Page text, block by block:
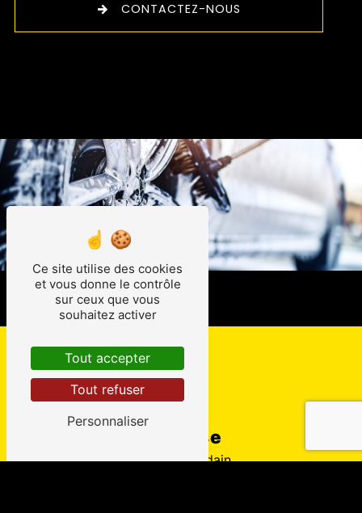
CONTACTEZ-NOUS
Adresse
40 Rue Jourdain
Ce site utilise des cookies
et vous donne le contrôle
sur ceux que vous
souhaitez activer
Tout accepter
Tout refuser
Personnaliser